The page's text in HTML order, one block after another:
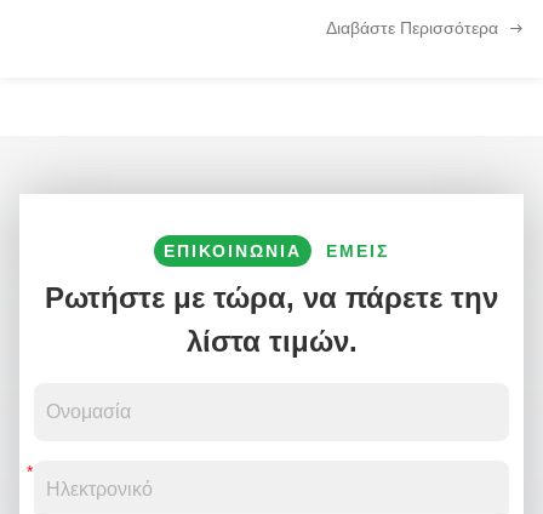
Διαβάστε Περισσότερα
ΕΠΙΚΟΙΝΩΝΙΑ ΕΜΕΊΣ
Ρωτήστε με τώρα, να πάρετε την
λίστα τιμών.